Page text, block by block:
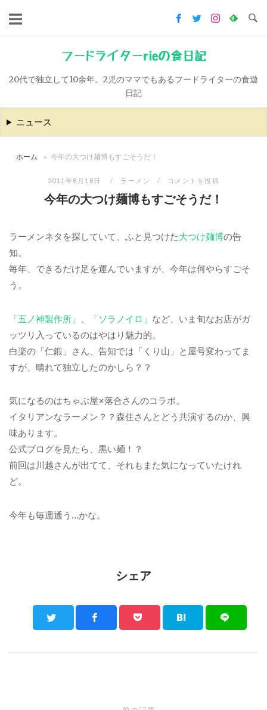
キ
ッ
フードライターrieの食日記
20代で独立して10余年。2児のママでもあるフードライターの食遊
日記
ニュース
ホーム » 今年の大つけ麺博もすごそうだ！
2011年8月18日 ラーメン コメントを投稿
今年の大つけ麺博もすごそうだ！
ラーメンネタを探していて、ふと見つけた大つけ麺博の告
知。
毎年、できるだけ足を運んでいますが、今年は何やらすごそ
う。
「五ノ神製作所」 「ソラノイロ」 など、いま旬なお店がガ
ッツリ入っているのはやはり魅力的。
白楽の「仁鍛」さん、告知では「くり山」と屋号変わってま
すが、晴れて独立したのかしら？？
気になるのはちゃぶ屋×落合さんのコラボ。
イタリアンなラーメン？？森住さんとどう共演するのか、興
味あります。
公式ブログを見たら、黒い麺！？
前回は川越さんが出てて、それもまた気になっていたけれ
ど。
今年も毎週通う…かな。
シェア